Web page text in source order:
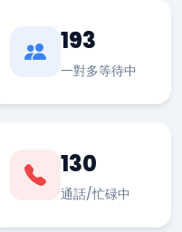
193
一對多等待中
130
通話/忙碌中